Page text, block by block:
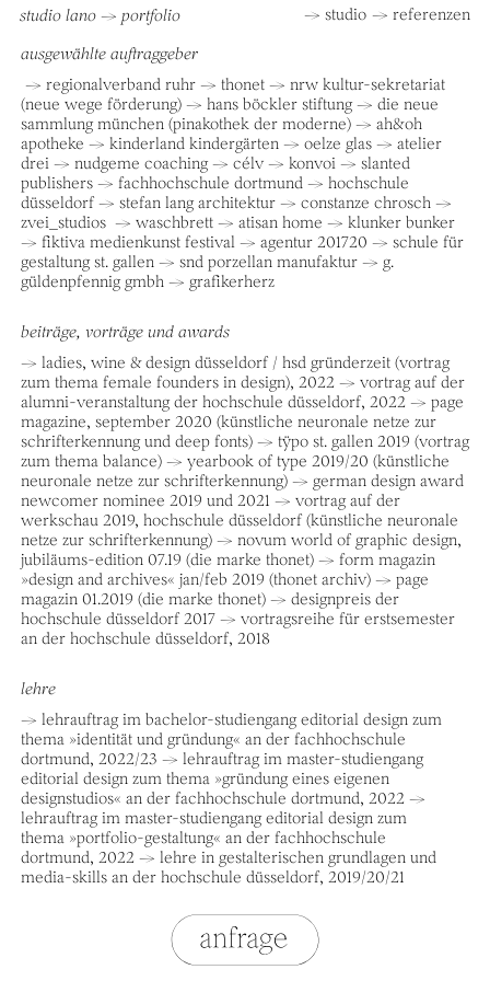
→ studio → referenzen
studio lano → portfolio
ausgewählte auftraggeber
→ regionalverband ruhr → thonet → nrw kultur-sekretariat
(neue wege förderung) → hans böckler stiftung → die neue
sammlung münchen (pinakothek der moderne) → ah&oh
apotheke → kinderland kindergärten → oelze glas → atelier
drei → nudgeme coaching → célv → konvoi → slanted
publishers → fachhochschule dortmund → hochschule
düsseldorf → stefan lang architektur → constanze chrosch →
zvei_studios → waschbrett → atisan home → klunker bunker
→ fiktiva medienkunst festival → agentur 201720 → schule für
gestaltung st. gallen → snd porzellan manufaktur → g.
güldenpfennig gmbh → grafikerherz
beiträge, vorträge und awards
→ ladies, wine & design düsseldorf / hsd gründerzeit (vortrag
zum thema female founders in design), 2022 → vortrag auf der
alumni-veranstaltung der hochschule düsseldorf, 2022 → page
magazine, september 2020 (künstliche neuronale netze zur
schrifterkennung und deep fonts) → tÿpo st. gallen 2019 (vortrag
zum thema balance) → yearbook of type 2019/20 (künstliche
neuronale netze zur schrifterkennung) → german design award
newcomer nominee 2019 und 2021 → vortrag auf der
werkschau 2019, hochschule düsseldorf (künstliche neuronale
netze zur schrifterkennung) → novum world of graphic design,
jubiläums-edition 07.19 (die marke thonet) → form magazin
»design and archives« jan/feb 2019 (thonet archiv) → page
magazin 01.2019 (die marke thonet) → designpreis der
hochschule düsseldorf 2017 → vortragsreihe für erstsemester
an der hochschule düsseldorf, 2018
lehre
→ lehrauftrag im bachelor-studiengang editorial design zum
thema »identität und gründung« an der fachhochschule
dortmund, 2022/23 → lehrauftrag im master-studiengang
editorial design zum thema »gründung eines eigenen
designstudios« an der fachhochschule dortmund, 2022 →
lehrauftrag im master-studiengang editorial design zum
thema »portfolio-gestaltung« an der fachhochschule
dortmund, 2022 → lehre in gestalterischen grundlagen und
media-skills an der hochschule düsseldorf, 2019/20/21